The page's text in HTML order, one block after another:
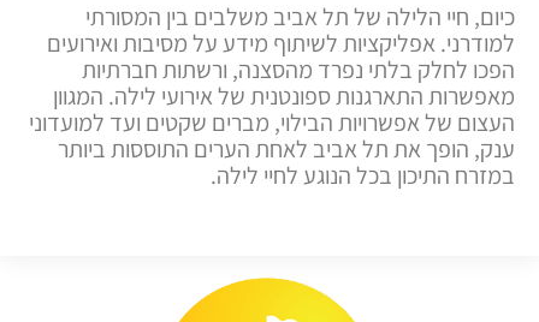
כיום, חיי הלילה של תל אביב משלבים בין המסורתי
למודרני. אפליקציות לשיתוף מידע על מסיבות ואירועים
הפכו לחלק בלתי נפרד מהסצנה, ורשתות חברתיות
מאפשרות התארגנות ספונטנית של אירועי לילה. המגוון
העצום של אפשרויות הבילוי, מברים שקטים ועד למועדוני
ענק, הופך את תל אביב לאחת הערים התוססות ביותר
במזרח התיכון בכל הנוגע לחיי לילה.